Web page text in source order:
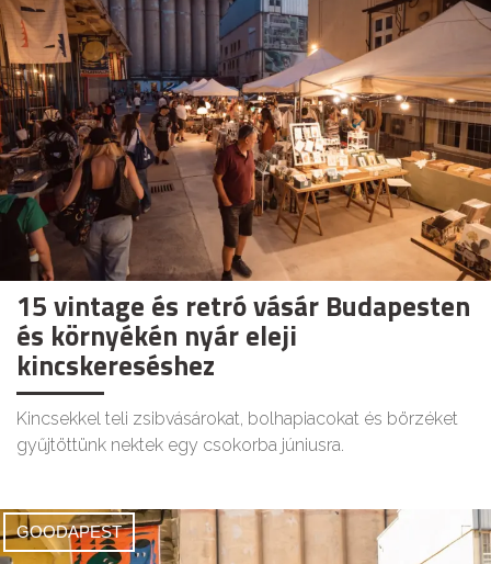
15 vintage és retró vásár Budapesten
és környékén nyár eleji
kincskereséshez
Kincsekkel teli zsibvásárokat, bolhapiacokat és börzéket
gyűjtöttünk nektek egy csokorba júniusra.
GOODAPEST